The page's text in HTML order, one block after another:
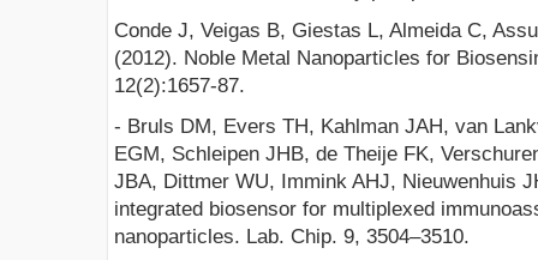
Conde J, Veigas B, Giestas L, Almeida C,
(2012). Noble Metal Nanoparticles for
12(2):1657-87.
- Bruls DM, Evers TH, Kahlman JAH, van
EGM, Schleipen JHB, de Theije FK,
JBA, Dittmer WU, Immink AHJ, Nieuwenhuis
integrated biosensor for multiplexed
nanoparticles. Lab. Chip. 9, 3504–3510.